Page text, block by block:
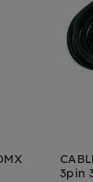
3pin